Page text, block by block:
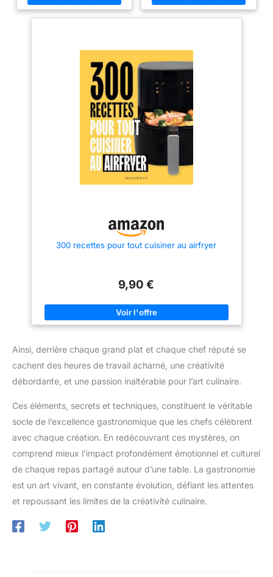
300 recettes pour tout cuisiner au airfryer
9,90 €
Ainsi, derrière chaque grand plat et chaque chef réputé se
cachent des heures de travail acharné, une créativité
débordante, et une passion inaltérable pour l’art culinaire.
Ces éléments, secrets et techniques, constituent le véritable
socle de l’excellence gastronomique que les chefs célèbrent
avec chaque création. En redécouvrant ces mystères, on
comprend mieux l’impact profondément émotionnel et culturel
de chaque repas partagé autour d’une table. La gastronomie
est un art vivant, en constante évolution, défiant les attentes
et repoussant les limites de la créativité culinaire.